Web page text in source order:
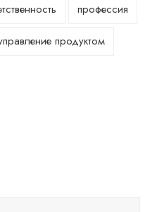
профессия
продуктом